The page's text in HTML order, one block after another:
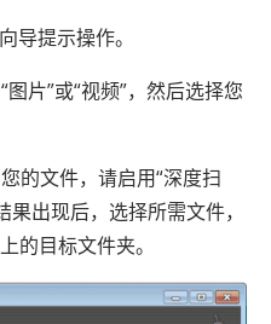
导提示操作。
片”或“视频”，然后选择您
的文件，请启用“深度扫
出现后，选择所需文件，
的目标文件夹。